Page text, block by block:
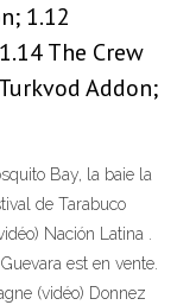
1.12
The Crew
Addon;
Bay, la baie la
de Tarabuco
Nación Latina .
est en vente.
(vidéo) Donnez